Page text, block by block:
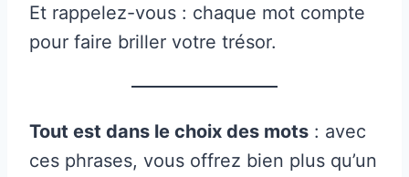
Et rappelez-vous : chaque mot compte
pour faire briller votre trésor.
Tout est dans le choix des mots : avec
ces phrases, vous offrez bien plus qu’un